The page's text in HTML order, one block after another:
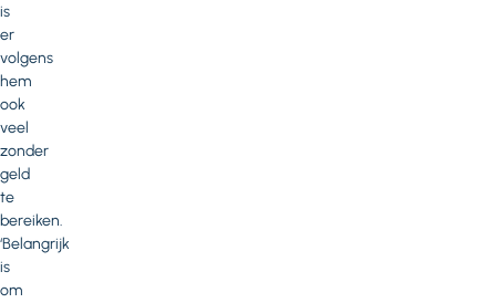
is
er
volgens
hem
ook
veel
zonder
geld
te
bereiken.
‘Belangrijk
is
om